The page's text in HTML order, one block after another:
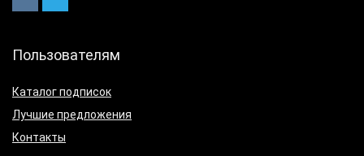
Пользователям
Каталог подписок
Лучшие предложения
Контакты